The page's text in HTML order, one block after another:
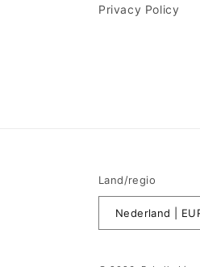
Privacy Policy
Land/regio